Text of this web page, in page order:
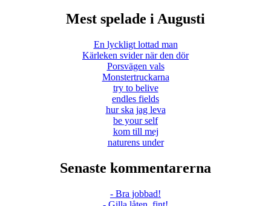
Mest spelade i Augusti
En lyckligt lottad man
Kärleken svider när den dör
Porsvägen vals
Monstertruckarna
try to belive
endles fields
hur ska jag leva
be your self
kom till mej
naturens under
Senaste kommentarerna
- Bra jobbad!